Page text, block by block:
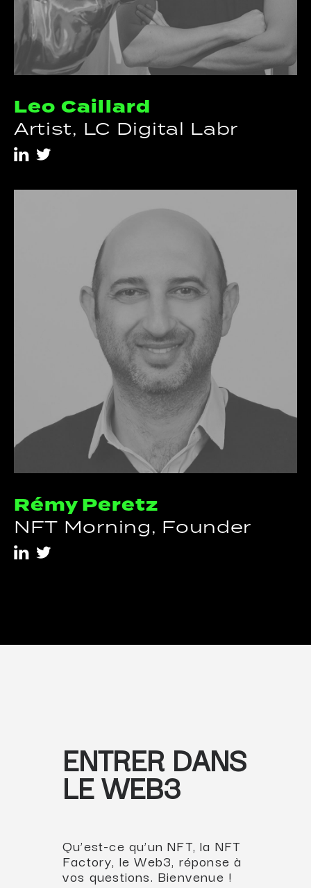
Leo Caillard
Artist, LC Digital Labr
i t
Rémy Peretz
NFT Morning, Founder
i t
ENTRER DANS
LE WEB3
Qu’est-ce qu’un NFT, la NFT
Factory, le Web3, réponse à
vos questions. Bienvenue !